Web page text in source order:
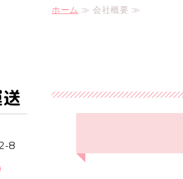
ホーム ≫ 会社概要 ≫
8